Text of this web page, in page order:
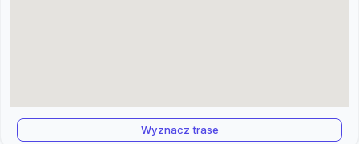
Wyznacz trase